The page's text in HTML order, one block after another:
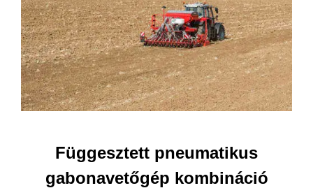
Függesztett pneumatikus
gabonavetőgép kombináció